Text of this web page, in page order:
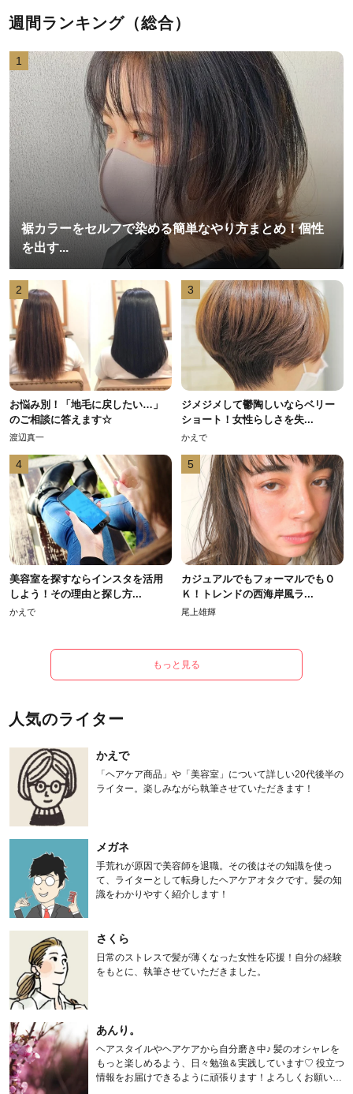
週間ランキング（総合）
1
裾カラーをセルフで染める簡単なやり方まとめ！個性
を出す...
2
お悩み別！「地毛に戻したい…」
のご相談に答えます☆
渡辺真一
3
ジメジメして鬱陶しいならベリー
ショート！女性らしさを失...
かえで
4
美容室を探すならインスタを活用
しよう！その理由と探し方...
かえで
5
カジュアルでもフォーマルでもＯ
Ｋ！トレンドの西海岸風ラ...
尾上雄輝
もっと見る
人気のライター
かえで
「ヘアケア商品」や「美容室」について詳しい20代後半の
ライター。楽しみながら執筆させていただきます！
メガネ
手荒れが原因で美容師を退職。その後はその知識を使っ
て、ライターとして転身したヘアケアオタクです。髪の知
識をわかりやすく紹介します！
さくら
日常のストレスで髪が薄くなった女性を応援！自分の経験
をもとに、執筆させていただきました。
あんり。
ヘアスタイルやヘアケアから自分磨き中♪ 髪のオシャレを
もっと楽しめるよう、日々勉強＆実践しています♡ 役立つ
情報をお届けできるように頑張ります！よろしくお願いし